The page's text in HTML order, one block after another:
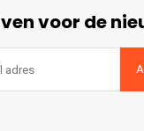
voor de